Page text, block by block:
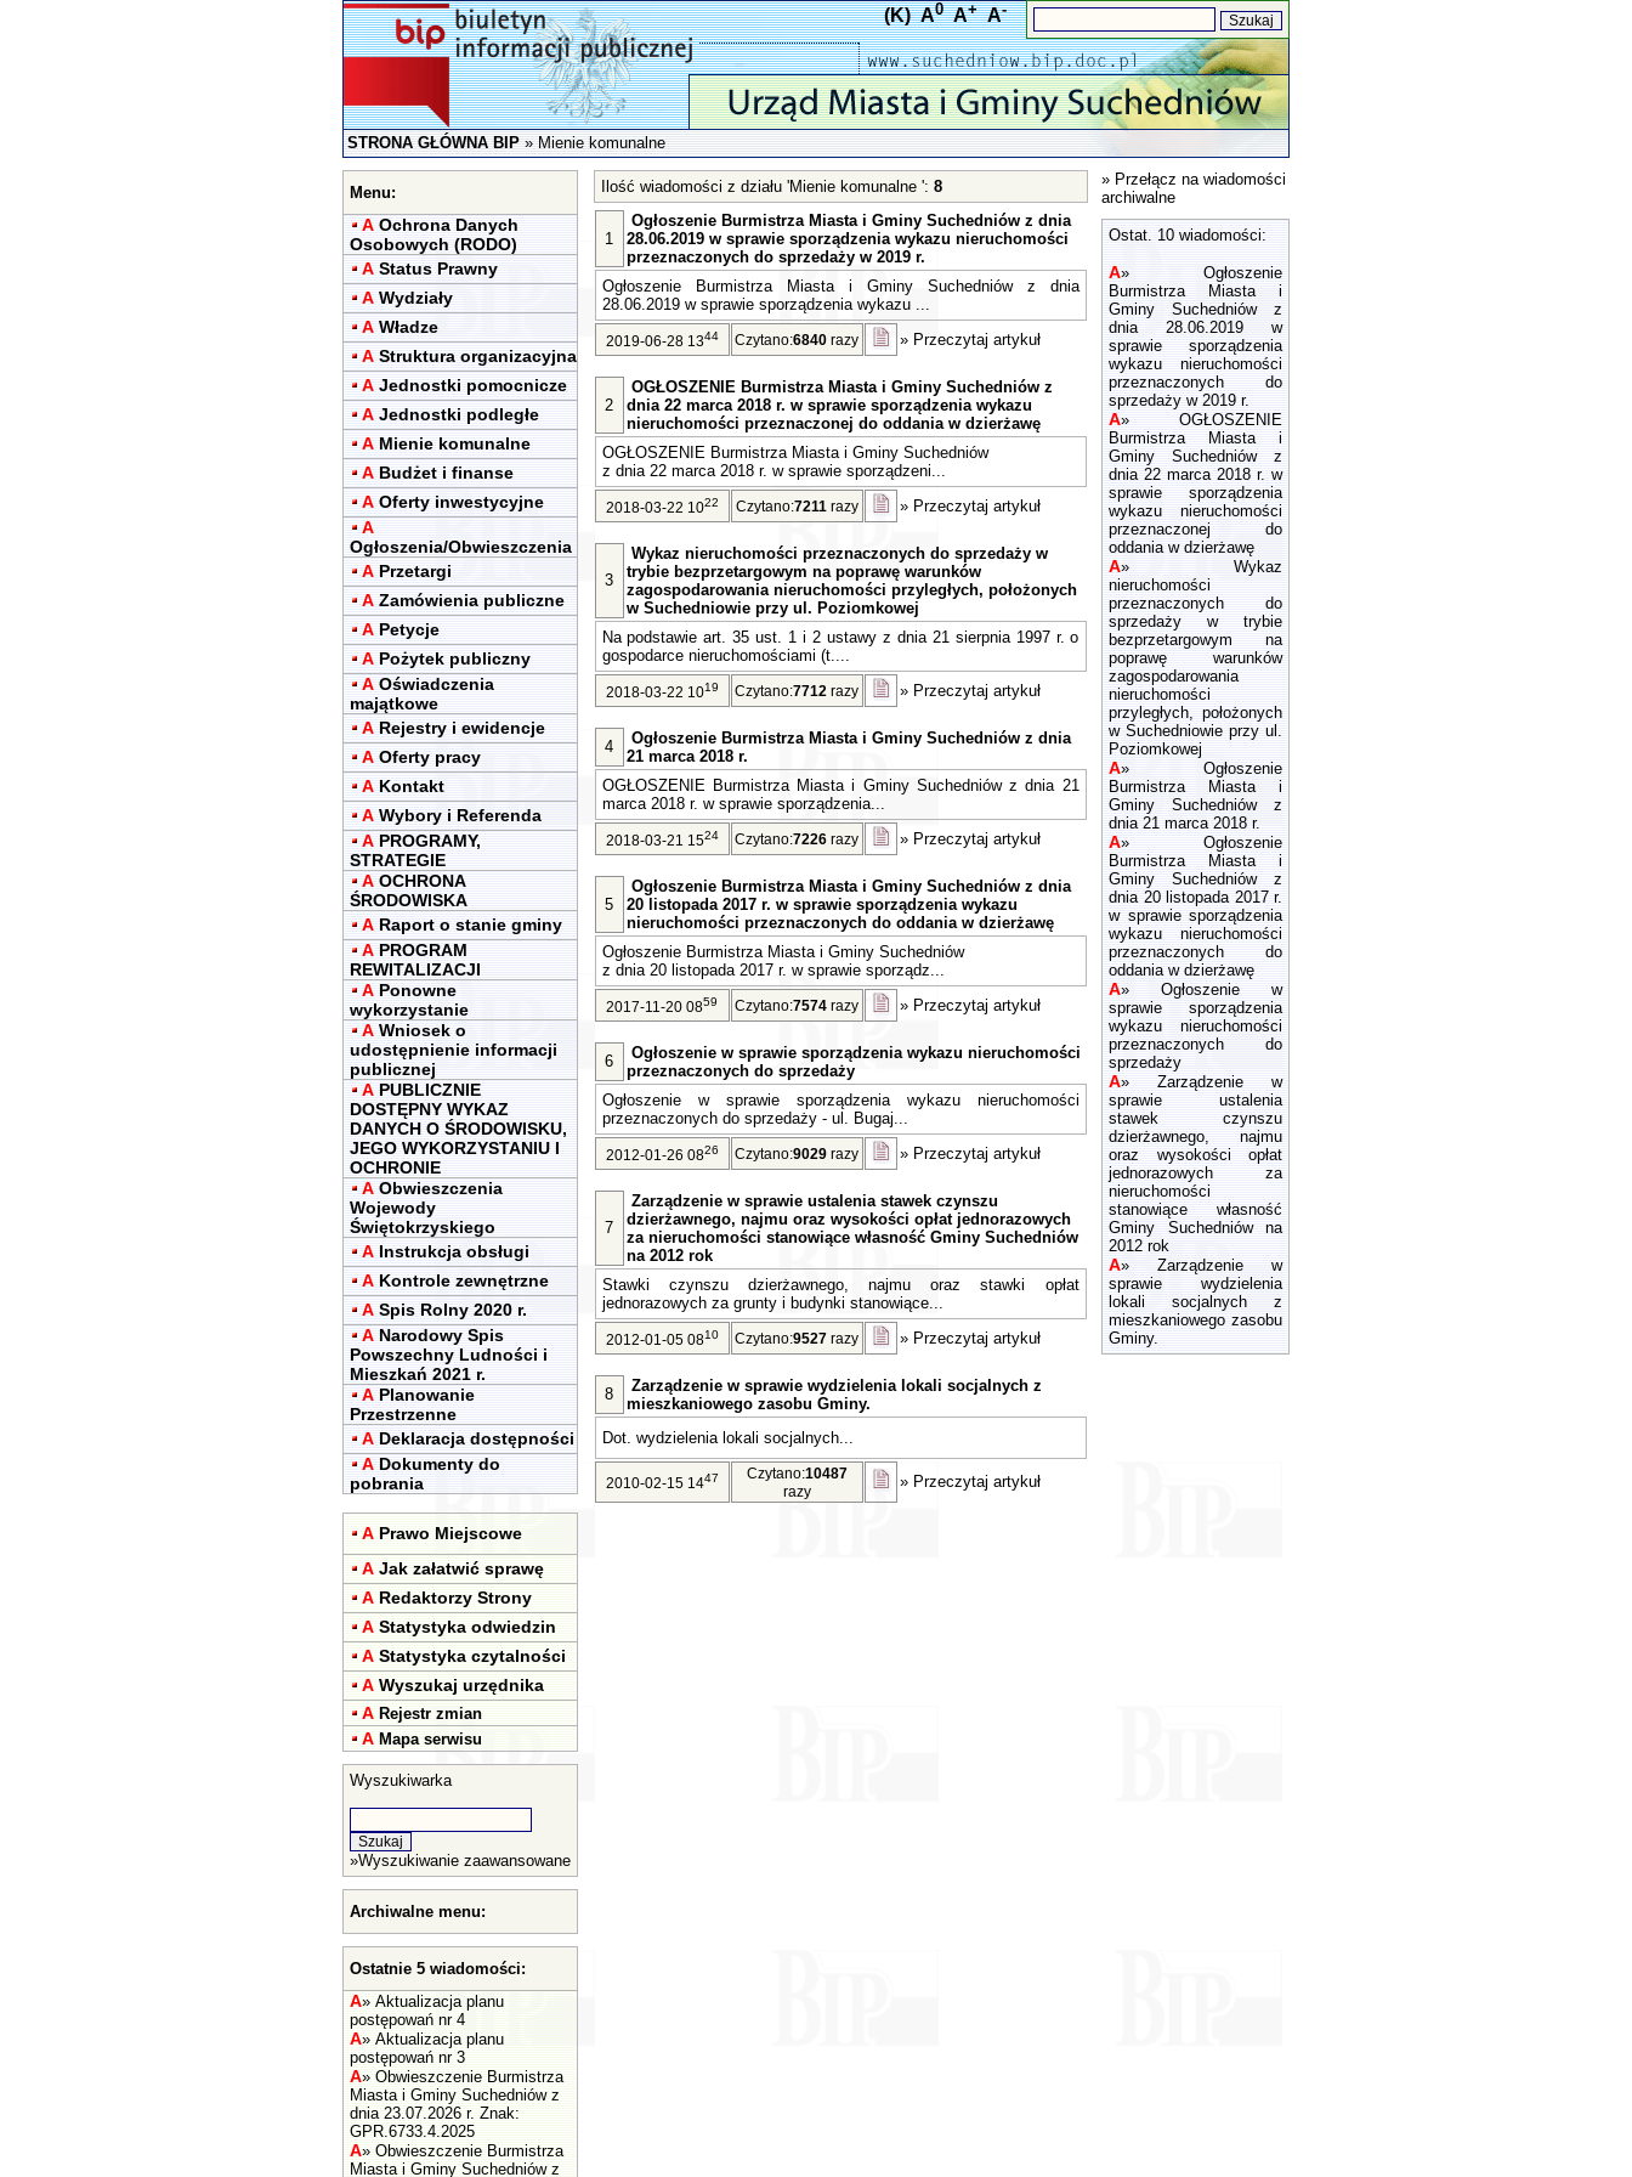
(K) A0 A+ A-
STRONA GŁÓWNA BIP»Mienie komunalne
Menu:
A Ochrona Danych
Osobowych (RODO)
A Status Prawny
A Wydziały
A Władze
A Struktura organizacyjna
A Jednostki pomocnicze
A Jednostki podległe
A Mienie komunalne
A Budżet i finanse
A Oferty inwestycyjne
A
Ogłoszenia/Obwieszczenia
A Przetargi
A Zamówienia publiczne
A Petycje
A Pożytek publiczny
A Oświadczenia
majątkowe
A Rejestry i ewidencje
A Oferty pracy
A Kontakt
A Wybory i Referenda
A PROGRAMY,
STRATEGIE
A OCHRONA
ŚRODOWISKA
A Raport o stanie gminy
A PROGRAM
REWITALIZACJI
A Ponowne
wykorzystanie
A Wniosek o
udostępnienie informacji
publicznej
A PUBLICZNIE
DOSTĘPNY WYKAZ
DANYCH O ŚRODOWISKU,
JEGO WYKORZYSTANIU I
OCHRONIE
A Obwieszczenia
Wojewody
Świętokrzyskiego
A Instrukcja obsługi
A Kontrole zewnętrzne
A Spis Rolny 2020 r.
A Narodowy Spis
Powszechny Ludności i
Mieszkań 2021 r.
A Planowanie
Przestrzenne
A Deklaracja dostępności
A Dokumenty do
pobrania
A Prawo Miejscowe
A Jak załatwić sprawę
A Redaktorzy Strony
A Statystyka odwiedzin
A Statystyka czytalności
A Wyszukaj urzędnika
A Rejestr zmian
A Mapa serwisu
Wyszukiwarka
»Wyszukiwanie zaawansowane
Archiwalne menu:
Ostatnie 5 wiadomości:
A» Aktualizacja planu
postępowań nr 4
A» Aktualizacja planu
postępowań nr 3
A» Obwieszczenie Burmistrza
Miasta i Gminy Suchedniów z
dnia 23.07.2026 r. Znak:
GPR.6733.4.2025
A» Obwieszczenie Burmistrza
Miasta i Gminy Suchedniów z
Ilość wiadomości z działu 'Mienie komunalne ': 8
1
Ogłoszenie Burmistrza Miasta i Gminy Suchedniów z dnia
28.06.2019 w sprawie sporządzenia wykazu nieruchomości
przeznaczonych do sprzedaży w 2019 r.
Ogłoszenie Burmistrza Miasta i Gminy Suchedniów z dnia
28.06.2019 w sprawie sporządzenia wykazu ...
2019-06-28 1344 Czytano:6840 razy » Przeczytaj artykuł
2
OGŁOSZENIE Burmistrza Miasta i Gminy Suchedniów z
dnia 22 marca 2018 r. w sprawie sporządzenia wykazu
nieruchomości przeznaczonej do oddania w dzierżawę
OGŁOSZENIE Burmistrza Miasta i Gminy Suchedniów
z dnia 22 marca 2018 r. w sprawie sporządzeni...
2018-03-22 1022 Czytano:7211razy » Przeczytaj artykuł
3
Wykaz nieruchomości przeznaczonych do sprzedaży w
trybie bezprzetargowym na poprawę warunków
zagospodarowania nieruchomości przyległych, położonych
w Suchedniowie przy ul. Poziomkowej
Na podstawie art. 35 ust. 1 i 2 ustawy z dnia 21 sierpnia 1997 r. o
gospodarce nieruchomościami (t....
2018-03-22 1019 Czytano:7712 razy » Przeczytaj artykuł
4
Ogłoszenie Burmistrza Miasta i Gminy Suchedniów z dnia
21 marca 2018 r.
OGŁOSZENIE Burmistrza Miasta i Gminy Suchedniów z dnia 21
marca 2018 r. w sprawie sporządzenia...
2018-03-21 1524 Czytano:7226 razy » Przeczytaj artykuł
5
Ogłoszenie Burmistrza Miasta i Gminy Suchedniów z dnia
20 listopada 2017 r. w sprawie sporządzenia wykazu
nieruchomości przeznaczonych do oddania w dzierżawę
Ogłoszenie Burmistrza Miasta i Gminy Suchedniów
z dnia 20 listopada 2017 r. w sprawie sporządz...
2017-11-20 0859 Czytano:7574 razy » Przeczytaj artykuł
6
Ogłoszenie w sprawie sporządzenia wykazu nieruchomości
przeznaczonych do sprzedaży
Ogłoszenie w sprawie sporządzenia wykazu nieruchomości
przeznaczonych do sprzedaży - ul. Bugaj...
2012-01-26 0826 Czytano:9029 razy » Przeczytaj artykuł
7
Zarządzenie w sprawie ustalenia stawek czynszu
dzierżawnego, najmu oraz wysokości opłat jednorazowych
za nieruchomości stanowiące własność Gminy Suchedniów
na 2012 rok
Stawki czynszu dzierżawnego, najmu oraz stawki opłat
jednorazowych za grunty i budynki stanowiące...
2012-01-05 0810 Czytano:9527 razy » Przeczytaj artykuł
8
Zarządzenie w sprawie wydzielenia lokali socjalnych z
mieszkaniowego zasobu Gminy.
Dot. wydzielenia lokali socjalnych...
2010-02-15 1447 Czytano:10487
razy
» Przeczytaj artykuł
» Przełącz na wiadomości
archiwalne
Ostat. 10 wiadomości:
A» Ogłoszenie
Burmistrza Miasta i
Gminy Suchedniów z
dnia 28.06.2019 w
sprawie sporządzenia
wykazu nieruchomości
przeznaczonych do
sprzedaży w 2019 r.
A» OGŁOSZENIE
Burmistrza Miasta i
Gminy Suchedniów z
dnia 22 marca 2018 r. w
sprawie sporządzenia
wykazu nieruchomości
przeznaczonej do
oddania w dzierżawę
A» Wykaz
nieruchomości
przeznaczonych do
sprzedaży w trybie
bezprzetargowym na
poprawę warunków
zagospodarowania
nieruchomości
przyległych, położonych
w Suchedniowie przy ul.
Poziomkowej
A» Ogłoszenie
Burmistrza Miasta i
Gminy Suchedniów z
dnia 21 marca 2018 r.
A» Ogłoszenie
Burmistrza Miasta i
Gminy Suchedniów z
dnia 20 listopada 2017 r.
w sprawie sporządzenia
wykazu nieruchomości
przeznaczonych do
oddania w dzierżawę
A» Ogłoszenie w
sprawie sporządzenia
wykazu nieruchomości
przeznaczonych do
sprzedaży
A» Zarządzenie w
sprawie ustalenia
stawek czynszu
dzierżawnego, najmu
oraz wysokości opłat
jednorazowych za
nieruchomości
stanowiące własność
Gminy Suchedniów na
2012 rok
A» Zarządzenie w
sprawie wydzielenia
lokali socjalnych z
mieszkaniowego zasobu
Gminy.